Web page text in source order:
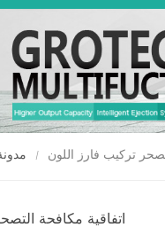
/ تركيب فارز اللون
اتفاقية مكافحة